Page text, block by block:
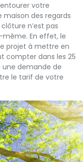
votre
des regards
n’est pas
En effet, le
projet à mettre en
compter dans les 25
demande de
le tarif de votre